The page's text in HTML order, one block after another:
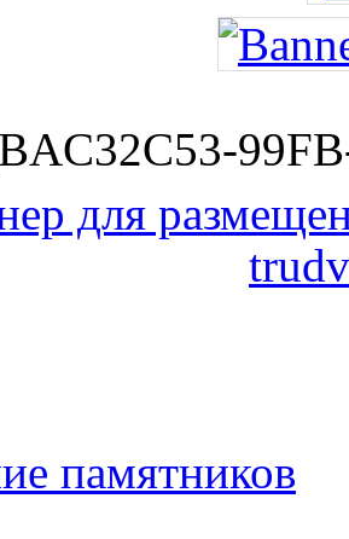
памятников